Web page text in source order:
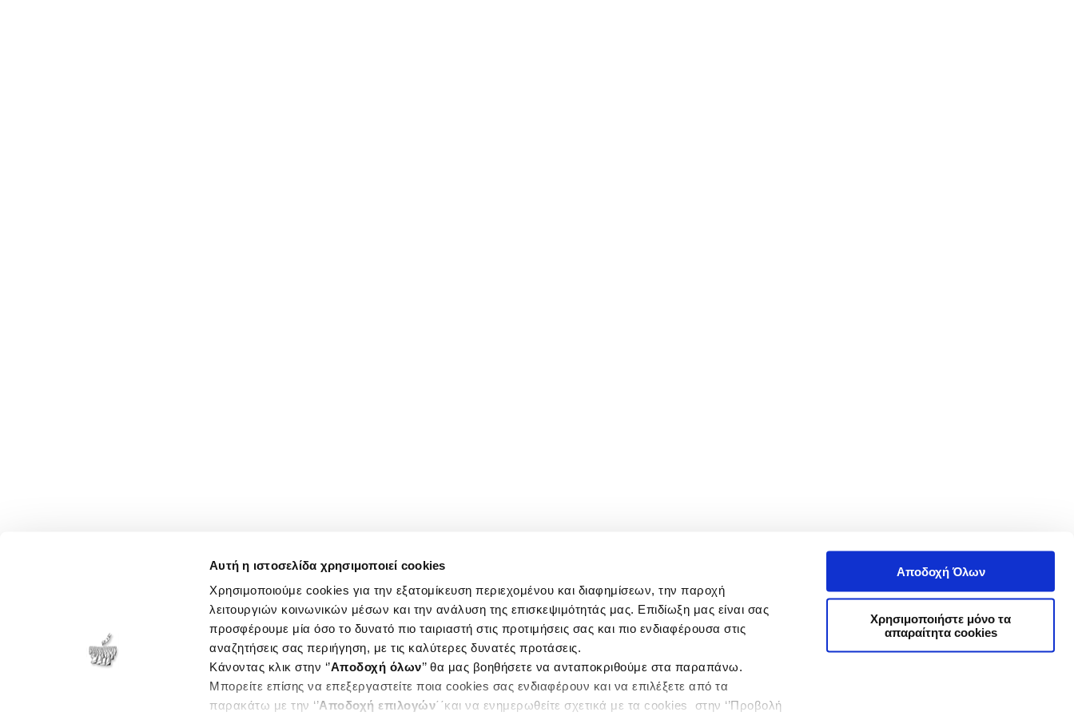
Αυτή η ιστοσελίδα χρησιμοποιεί cookies
Χρησιμοποιούμε cookies για την εξατομίκευση περιεχομένου και διαφημίσεων, την παροχή
λειτουργιών κοινωνικών μέσων και την ανάλυση της επισκεψιμότητάς μας. Επιδίωξη μας είναι σας
προσφέρουμε μία όσο το δυνατό πιο ταιριαστή στις προτιμήσεις σας και πιο ενδιαφέρουσα στις
αναζητήσεις σας περιήγηση, με τις καλύτερες δυνατές προτάσεις.
Κάνοντας κλικ στην ‘’Αποδοχή όλων’’ θα μας βοηθήσετε να ανταποκριθούμε στα παραπάνω.
Μπορείτε επίσης να επεξεργαστείτε ποια cookies σας ενδιαφέρουν και να επιλέξετε από τα
παρακάτω με την ‘’Αποδοχή επιλογών΄΄και να ενημερωθείτε σχετικά με τα cookies στην ‘’Προβολή
Αποδοχή Όλων
Χρησιμοποιήστε μόνο τα
απαραίτητα cookies